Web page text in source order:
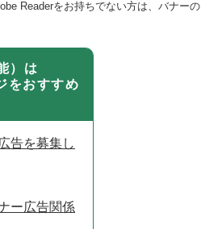
Readerをお持ちでない方は、バナー
）は
をおすすめ
告を募集し
ー広告関係